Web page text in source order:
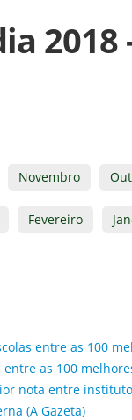
2018
Novembro
Fevereiro
entre as 100
entre as 100
nota entre
(A Gazeta)